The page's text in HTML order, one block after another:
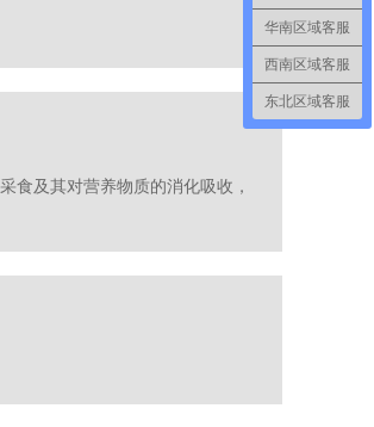
食及其对营养物质的消化吸收，
华南区域客服
西南区域客服
东北区域客服